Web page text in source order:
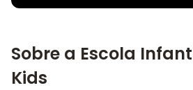
Sobre a Escola
Kids